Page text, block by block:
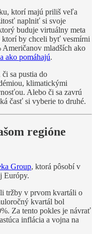
ktorí majú priliš veľa
naplniť si svoje
buduje virtuálny meta
ktorí by chceli byť vesmírni
mladších ako
ako pomáhajú.
sa pustia do
klimatickými
Alebo či sa zavrú
časť si vyberie to druhé.
regióne
Group, ktorá pôsobí v
Európy.
tržby v prvom kvartáli o
kvartál bol
Za tento pokles je návrať
inflácia a vojna na